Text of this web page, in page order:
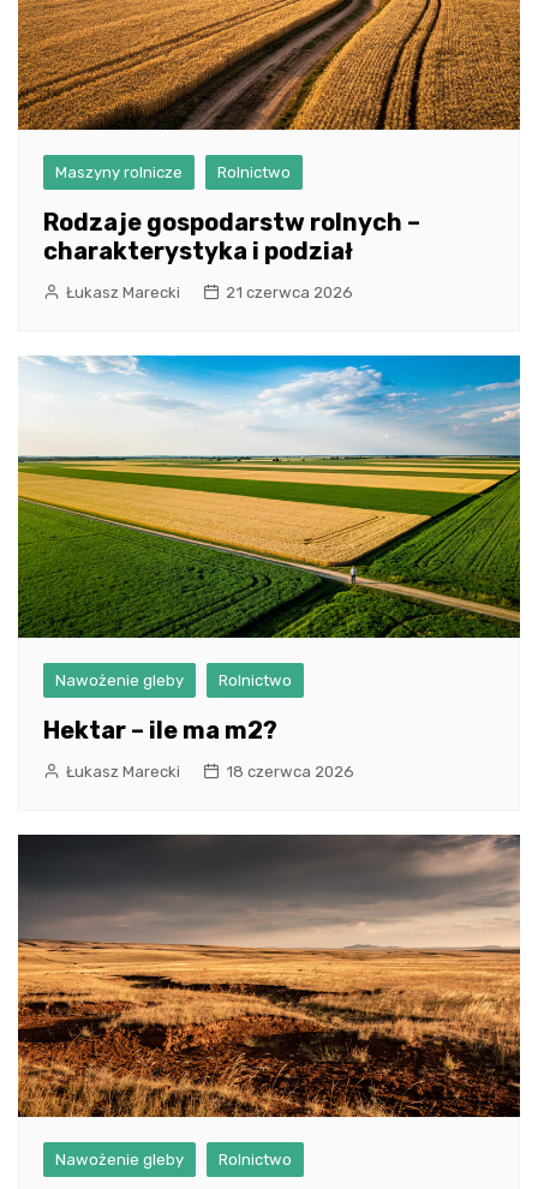
Maszyny rolnicze Rolnictwo
Rodzaje gospodarstw rolnych –
charakterystyka i podział
Łukasz Marecki 21 czerwca 2026
Nawożenie gleby Rolnictwo
Hektar – ile ma m2?
Łukasz Marecki 18 czerwca 2026
Nawożenie gleby Rolnictwo